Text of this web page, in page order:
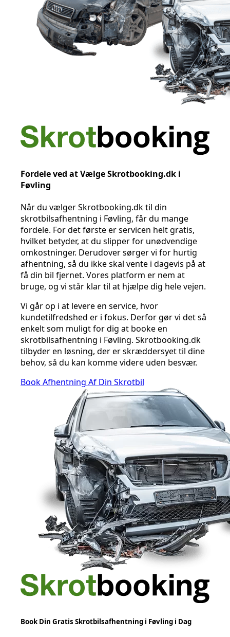
Fordele ved at Vælge Skrotbooking.dk i
Føvling
Når du vælger Skrotbooking.dk til din
skrotbilsafhentning i Føvling, får du mange
fordele. For det første er servicen helt gratis,
hvilket betyder, at du slipper for unødvendige
omkostninger. Derudover sørger vi for hurtig
afhentning, så du ikke skal vente i dagevis på at
få din bil fjernet. Vores platform er nem at
bruge, og vi står klar til at hjælpe dig hele vejen.
Vi går op i at levere en service, hvor
kundetilfredshed er i fokus. Derfor gør vi det så
enkelt som muligt for dig at booke en
skrotbilsafhentning i Føvling. Skrotbooking.dk
tilbyder en løsning, der er skræddersyet til dine
behov, så du kan komme videre uden besvær.
Book Afhentning Af Din Skrotbil
Book Din Gratis Skrotbilsafhentning i Føvling i Dag